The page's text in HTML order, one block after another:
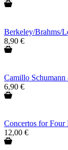
Berkeley/Brahms/
8,90 €
Camillo
6,90 €
Concertos for Four
12,00 €